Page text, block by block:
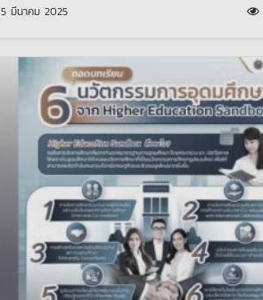
5 มีนาคม 2025